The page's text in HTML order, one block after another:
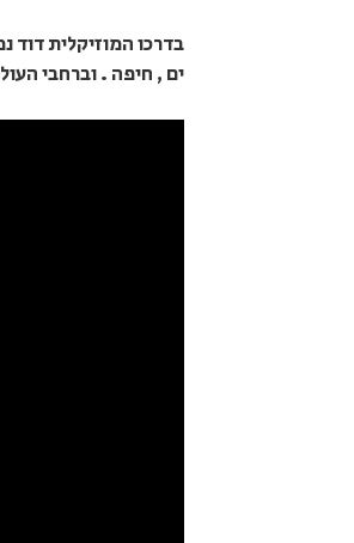
בדרכו המוזיקלית
ים , חיפה . וברחבי